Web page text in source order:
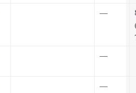
—
—
—